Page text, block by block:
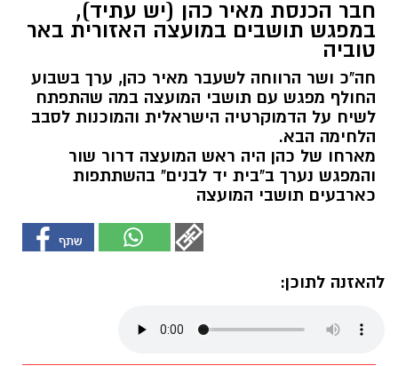
חבר הכנסת מאיר כהן (יש עתיד),
במפגש תושבים במועצה האזורית באר
טוביה
חה"כ ושר הרווחה לשעבר מאיר כהן, ערך בשבוע
החולף מפגש עם תושבי המועצה במה שהתפתח
לשיח על הדמוקרטיה הישראלית והמוכנות לסבב
הלחימה הבא.
מארחו של כהן היה ראש המועצה דרור שור
והמפגש נערך ב"בית יד לבנים" בהשתתפות
כארבעים תושבי המועצה
להאזנה לתוכן: